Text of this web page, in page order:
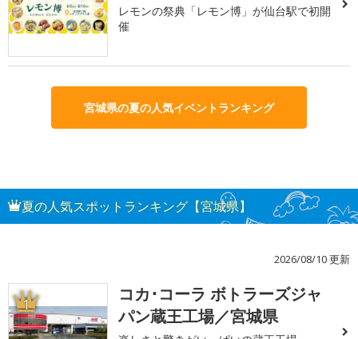
レモンの祭典「レモン博」が仙台駅で初開
催
宮城県の夏の人気イベントランキング
夏の人気スポットランキング【宮城県】
2026/08/10 更新
1
コカ･コーラ ボトラーズジャ
パン蔵王工場／宮城県